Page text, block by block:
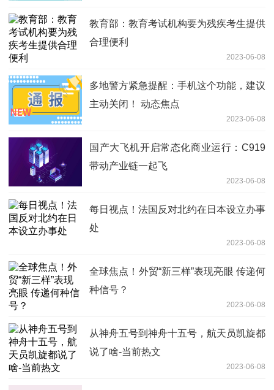
教育部：教育考试机构要为残疾考生提供
合理便利
2023-06-08
多地警方紧急提醒：手机这个功能，建议
主动关闭！ 动态焦点
2023-06-08
国产大飞机开启常态化商业运行：C919
带动产业链一起飞
2023-06-08
每日视点！法国反对北约在日本设立办事
处
2023-06-08
全球焦点！外贸“新三样”表现亮眼 传递何
种信号？
2023-06-08
从神舟五号到神舟十五号，航天员凯旋都
说了啥-当前热文
2023-06-08